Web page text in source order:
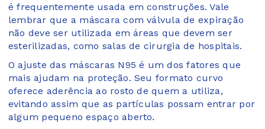
é frequentemente usada em construções. Vale
lembrar que a máscara com válvula de expiração
não deve ser utilizada em áreas que devem ser
esterilizadas, como salas de cirurgia de hospitais.
O ajuste das máscaras N95 é um dos fatores que
mais ajudam na proteção. Seu formato curvo
oferece aderência ao rosto de quem a utiliza,
evitando assim que as partículas possam entrar por
algum pequeno espaço aberto.